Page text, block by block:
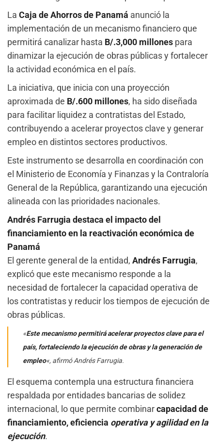
La Caja de Ahorrosde Panamá anunció la
implementación de un mecanismo financiero que
permitirá canalizar hasta B/.3,000 millones para
dinamizar la ejecución de obras públicas y fortalecer
la actividad económica en el país.
La iniciativa, que inicia con una proyección
aproximada de B/.600 millones, ha sido diseñada
para facilitar liquidez a contratistas del Estado,
contribuyendo a acelerar proyectos clave y generar
empleo en distintos sectores productivos.
Este instrumento se desarrolla en coordinación con
el Ministerio de Economía y Finanzas y la Contraloría
General de la República, garantizando una ejecución
alineada con las prioridades nacionales.
Andrés Farrugia destaca el impacto del
financiamiento en la reactivación económica de
Panamá
El gerente general de la entidad, Andrés Farrugia,
explicó que este mecanismo responde a la
necesidad de fortalecer la capacidad operativa de
los contratistas y reducir los tiempos de ejecución de
obras públicas.
«Este mecanismo permitirá acelerar proyectos clave para el
país, fortaleciendo la ejecución de obras y la generación de
empleo«, afirmó Andrés Farrugia.
El esquema contempla una estructura financiera
respaldada por entidades bancarias de solidez
internacional, lo que permite combinarcapacidad de
financiamiento, eficiencia operativa y agilidad en la
ejecución.